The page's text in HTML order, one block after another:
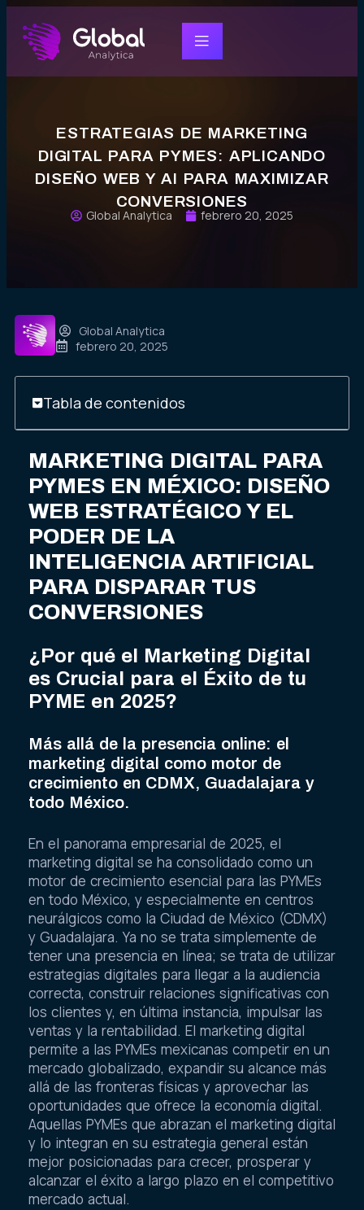
ESTRATEGIAS DE MARKETING
DIGITAL PARA PYMES: APLICANDO
DISEÑO WEB Y AI PARA MAXIMIZAR
CONVERSIONES
Global Analytica febrero 20, 2025
Global Analytica
febrero 20, 2025
Tabla de contenidos
MARKETING DIGITAL PARA
PYMES EN MÉXICO: DISEÑO
WEB ESTRATÉGICO Y EL
PODER DE LA
INTELIGENCIA ARTIFICIAL
PARA DISPARAR TUS
CONVERSIONES
¿Por qué el Marketing Digital
es Crucial para el Éxito de tu
PYME en 2025?
Más allá de la presencia online: el
marketing digital como motor de
crecimiento en CDMX, Guadalajara y
todo México.
En el panorama empresarial de 2025, el
marketing digital se ha consolidado como un
motor de crecimiento esencial para las PYMEs
en todo México, y especialmente en centros
neurálgicos como la Ciudad de México (CDMX)
y Guadalajara. Ya no se trata simplemente de
tener una presencia en línea; se trata de utilizar
estrategias digitales para llegar a la audiencia
correcta, construir relaciones significativas con
los clientes y, en última instancia, impulsar las
ventas y la rentabilidad. El marketing digital
permite a las PYMEs mexicanas competir en un
mercado globalizado, expandir su alcance más
allá de las fronteras físicas y aprovechar las
oportunidades que ofrece la economía digital.
Aquellas PYMEs que abrazan el marketing digital
y lo integran en su estrategia general están
mejor posicionadas para crecer, prosperar y
alcanzar el éxito a largo plazo en el competitivo
mercado actual.